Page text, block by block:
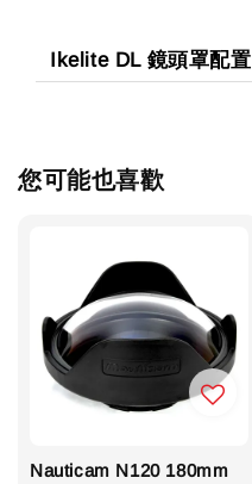
Ikelite DL 鏡頭罩配置
您可能也喜歡
Nauticam N120 180mm